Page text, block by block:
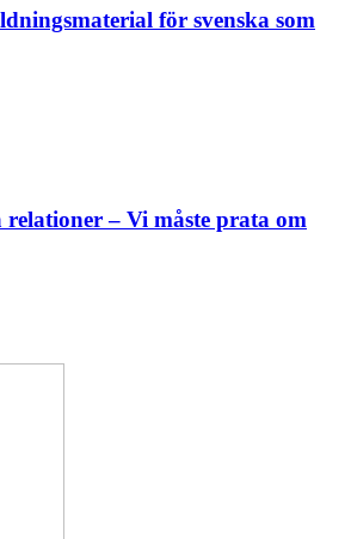
för svenska som
– Vi måste prata om